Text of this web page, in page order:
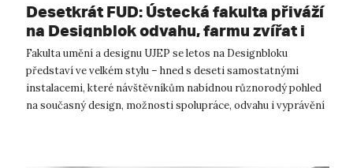
Desetkrát FUD: Ústecká fakulta přiváží
na Designblok odvahu, farmu zvířat i
zavlažovací systém inspirovaný
žížalami
Fakulta umění a designu UJEP se letos na Designbloku
představí ve velkém stylu – hned s deseti samostatnými
instalacemi, které návštěvníkům nabídnou různorodý pohled
na současný design, možnosti spolupráce, odvahu i vyprávění